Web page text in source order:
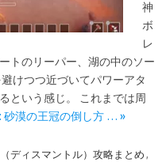
神
ボ
レ
トのリーパー、湖の中のソー
けつつ近づいてパワーアタ
という感じ。 これまでは周
砂漠の王冠の倒し方 … »
ディスマントル）攻略まとめ ,